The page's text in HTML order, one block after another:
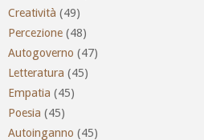
Creatività (49)
Percezione (48)
Autogoverno (47)
Letteratura (45)
Empatia (45)
Poesia (45)
Autoinganno (45)